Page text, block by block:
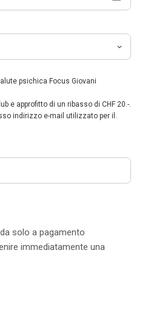
psichica Focus Giovani
e approfitto di un ribasso di CHF 20.-.
indirizzo e-mail utilizzato per il.
solo a pagamento
immediatamente una